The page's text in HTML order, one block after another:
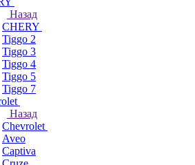
Назад
CHERY
Tiggo 2
Tiggo 3
Tiggo 4
Tiggo 5
Tiggo 7
Назад
Chevrolet
Aveo
Captiva